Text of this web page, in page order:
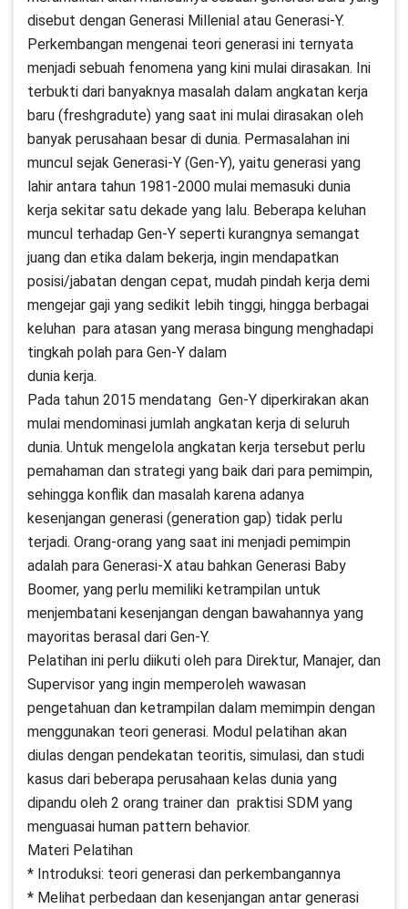
disebut dengan Generasi Millenial atau Generasi-Y.
Perkembangan mengenai teori generasi ini ternyata
menjadi sebuah fenomena yang kini mulai dirasakan. Ini
terbukti dari banyaknya masalah dalam angkatan kerja
baru (freshgradute) yang saat ini mulai dirasakan oleh
banyak perusahaan besar di dunia. Permasalahan ini
muncul sejak Generasi-Y (Gen-Y), yaitu generasi yang
lahir antara tahun 1981-2000 mulai memasuki dunia
kerja sekitar satu dekade yang lalu. Beberapa keluhan
muncul terhadap Gen-Y seperti kurangnya semangat
juang dan etika dalam bekerja, ingin mendapatkan
posisi/jabatan dengan cepat, mudah pindah kerja demi
mengejar gaji yang sedikit lebih tinggi, hingga berbagai
keluhan para atasan yang merasa bingung menghadapi
tingkah polah para Gen-Y dalam
dunia kerja.
Pada tahun 2015 mendatang Gen-Y diperkirakan akan
mulai mendominasi jumlah angkatan kerja di seluruh
dunia. Untuk mengelola angkatan kerja tersebut perlu
pemahaman dan strategi yang baik dari para pemimpin,
sehingga konflik dan masalah karena adanya
kesenjangan generasi (generation gap) tidak perlu
terjadi. Orang-orang yang saat ini menjadi pemimpin
adalah para Generasi-X atau bahkan Generasi Baby
Boomer, yang perlu memiliki ketrampilan untuk
menjembatani kesenjangan dengan bawahannya yang
mayoritas berasal dari Gen-Y.
Pelatihan ini perlu diikuti oleh para Direktur, Manajer, dan
Supervisor yang ingin memperoleh wawasan
pengetahuan dan ketrampilan dalam memimpin dengan
menggunakan teori generasi. Modul pelatihan akan
diulas dengan pendekatan teoritis, simulasi, dan studi
kasus dari beberapa perusahaan kelas dunia yang
dipandu oleh 2 orang trainer dan praktisi SDM yang
menguasai human pattern behavior.
Materi Pelatihan
* Introduksi: teori generasi dan perkembangannya
* Melihat perbedaan dan kesenjangan antar generasi